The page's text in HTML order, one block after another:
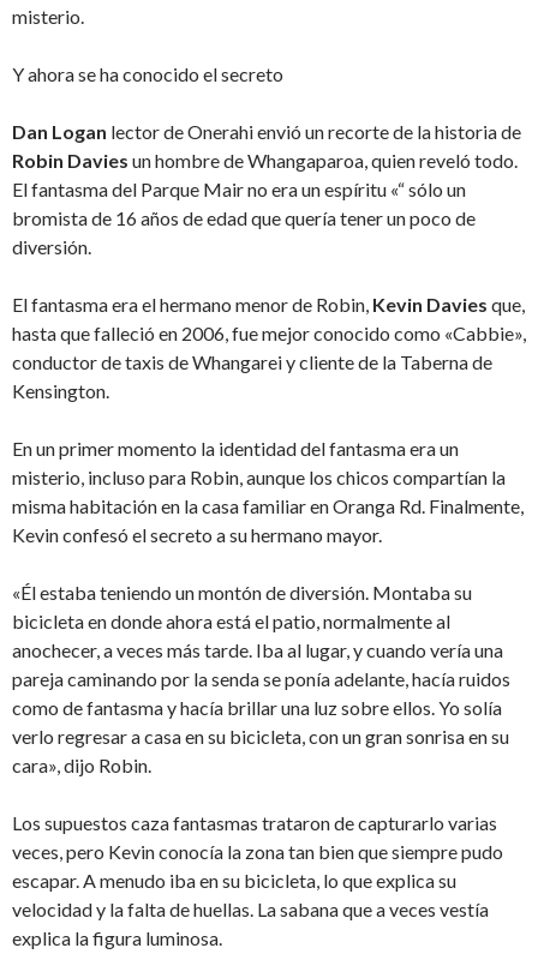
misterio.
Y ahora se ha conocido el secreto
Dan Logan lector de Onerahi envió un recorte de la historia de
Robin Davies un hombre de Whangaparoa, quien reveló todo.
El fantasma del Parque Mair no era un espíritu «“ sólo un
bromista de 16 años de edad que quería tener un poco de
diversión.
El fantasma era el hermano menor de Robin, Kevin Davies que,
hasta que falleció en 2006, fue mejor conocido como «Cabbie»,
conductor de taxis de Whangarei y cliente de la Taberna de
Kensington.
En un primer momento la identidad del fantasma era un
misterio, incluso para Robin, aunque los chicos compartían la
misma habitación en la casa familiar en Oranga Rd. Finalmente,
Kevin confesó el secreto a su hermano mayor.
«Él estaba teniendo un montón de diversión. Montaba su
bicicleta en donde ahora está el patio, normalmente al
anochecer, a veces más tarde. Iba al lugar, y cuando vería una
pareja caminando por la senda se ponía adelante, hacía ruidos
como de fantasma y hacía brillar una luz sobre ellos. Yo solía
verlo regresar a casa en su bicicleta, con un gran sonrisa en su
cara», dijo Robin.
Los supuestos caza fantasmas trataron de capturarlo varias
veces, pero Kevin conocía la zona tan bien que siempre pudo
escapar. A menudo iba en su bicicleta, lo que explica su
velocidad y la falta de huellas. La sabana que a veces vestía
explica la figura luminosa.